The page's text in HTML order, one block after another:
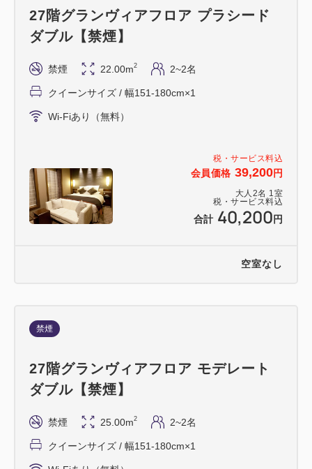
税・サービス料込
会員価格 39,200円
大人 2名 1 室
税・サービス料込
合計 40,200 円
27階グランヴィアフロア プラシード
ダブル【禁煙】
禁煙 22.00m2 2~2名
クイーンサイズ / 幅151-180cm×1
Wi-Fiあり（無料）
空室なし
禁煙
27階グランヴィアフロア モデレート
ダブル【禁煙】
禁煙 25.00m2 2~2名
クイーンサイズ / 幅151-180cm×1